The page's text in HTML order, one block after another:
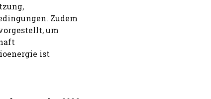
Zudem
um
ist